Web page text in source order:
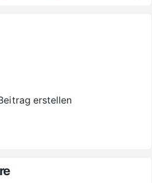
erstellen